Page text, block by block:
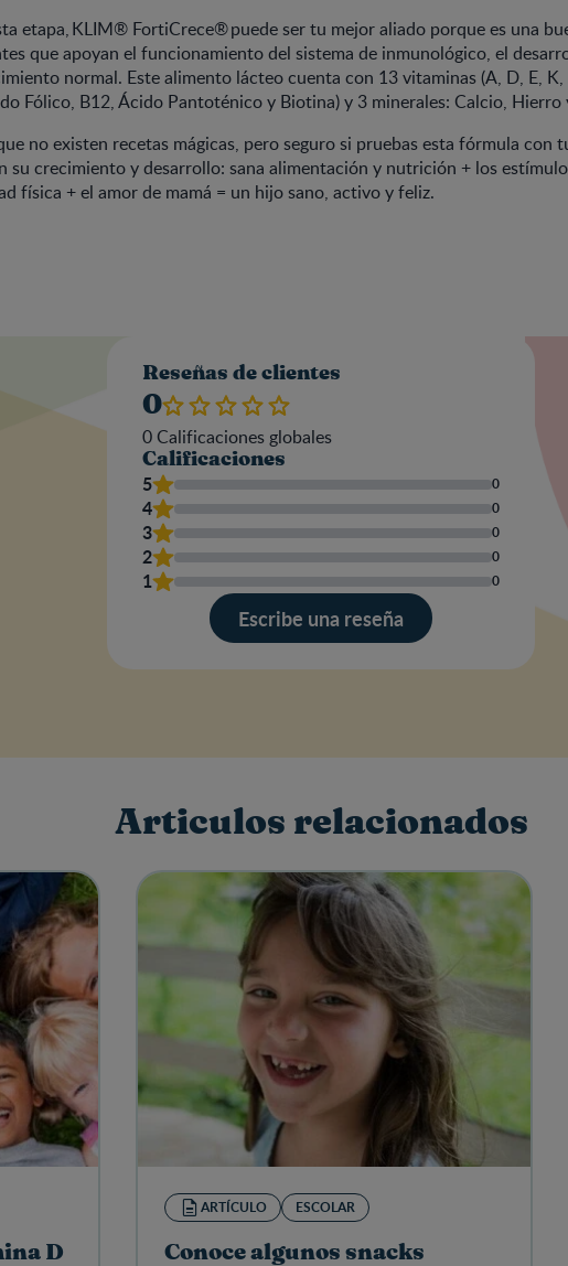
etapa, KLIM® FortiCrece® puede ser tu mejor aliado porque es una
que apoyan el funcionamiento del sistema de inmunológico, el
normal. Este alimento lácteo cuenta con 13 vitaminas (A, D, E,
Fólico, B12, Ácido Pantoténico y Biotina) y 3 minerales: Calcio, Hierro
no existen recetas mágicas, pero seguro si pruebas esta fórmula con
su crecimiento y desarrollo: sana alimentación y nutrición + los
física + el amor de mamá = un hijo sano, activo y feliz.
Reseñas de clientes
0
0Calificaciones globales
Calificaciones
5 0
4 0
3 0
2 0
1 0
Escribe una reseña
Articulos relacionados
D
ARTÍCULO ESCOLAR
Conoce algunos snacks